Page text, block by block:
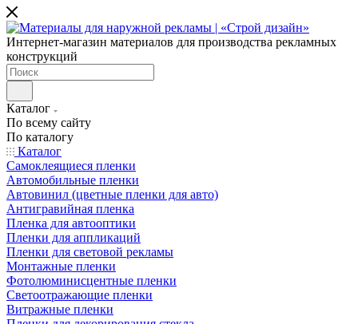
Интернет-магазин материалов для производства рекламных
конструкций
Каталог
По всему сайту
По каталогу
Каталог
Самоклеящиеся пленки
Автомобильные пленки
Автовинил (цветные пленки для авто)
Антигравийная пленка
Пленка для автооптики
Пленки для аппликаций
Пленки для световой рекламы
Монтажные пленки
Фотолюминисцентные пленки
Светоотражающие пленки
Витражные пленки